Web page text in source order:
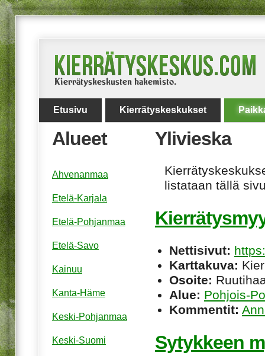
Etusivu Kierrätyskeskukset
Ylivieska
listataan tällä
Nettisivut:
Karttakuva:
Osoite:
Alue: Pohjois-
Kommentit:
Sytykkeen
Alueet
Ahvenanmaa
Etelä-Karjala
Etelä-Pohjanmaa
Etelä-Savo
Kainuu
Kanta-Häme
Keski-Pohjanmaa
Keski-Suomi